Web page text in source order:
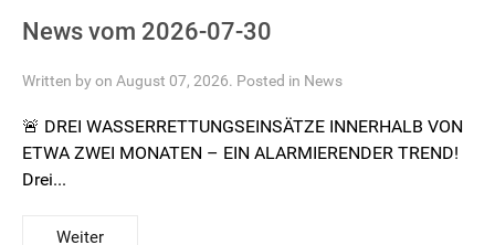
News vom 2026-07-30
Written by on August 07, 2026. Posted in News
🚨 DREI WASSERRETTUNGSEINSÄTZE INNERHALB VON
ETWA ZWEI MONATEN – EIN ALARMIERENDER TREND!
Drei...
Weiter